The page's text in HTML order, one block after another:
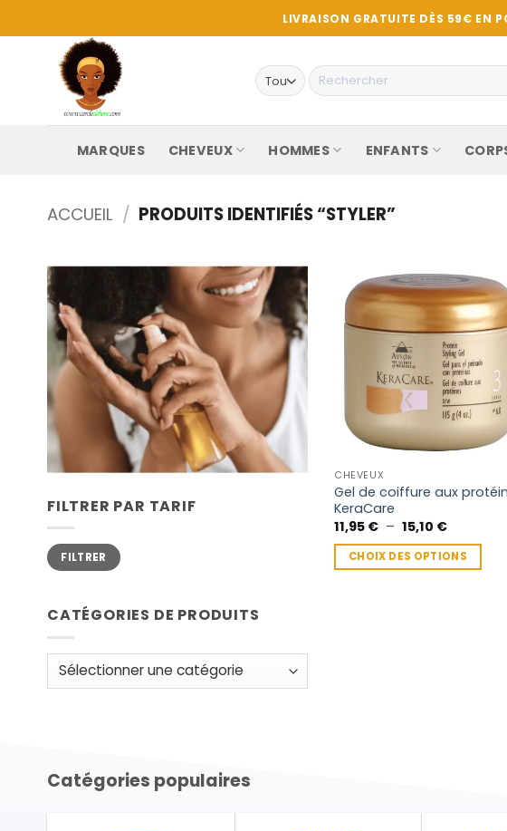
au
LIVRAISON GRATUITE DÈS 59€ EN
Recherche
pour :
MARQUES CHEVEUX HOMMES ENFANTS
ACCUEIL / PRODUITS IDENTIFIÉS “STYLER”
FILTRER PAR TARIF
Prix
min
Prix
maxFILTRER
CATÉGORIES DE PRODUITS
CHEVEUX
Gel de coiffure aux
KeraCare
11,95 € – 15,10 €Plage
prix :
11,95 €
CHOIX DES OPTIONS
Catégories populaires